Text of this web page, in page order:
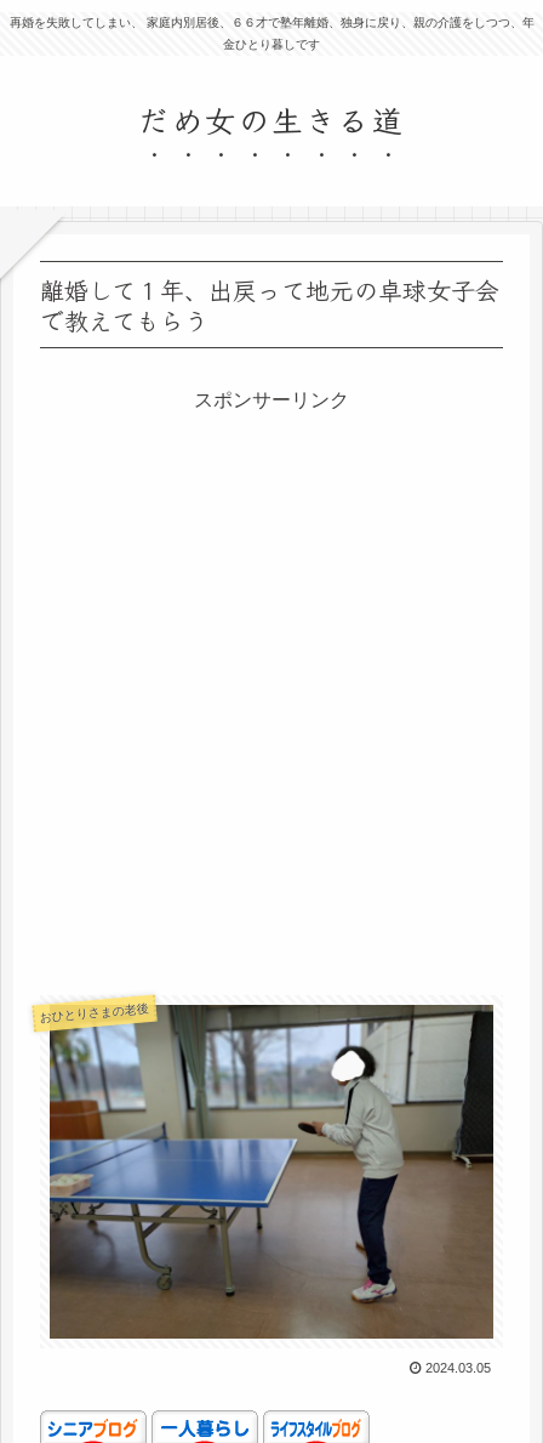
再婚を失敗してしまい、 家庭内別居後、６６才で塾年離婚、独身に戻り、親の介護をしつつ、年
金ひとり暮しです
だめ女の生きる道
離婚して１年、出戻って地元の卓球女子会
で教えてもらう
スポンサーリンク
おひとりさまの老後
2024.03.05